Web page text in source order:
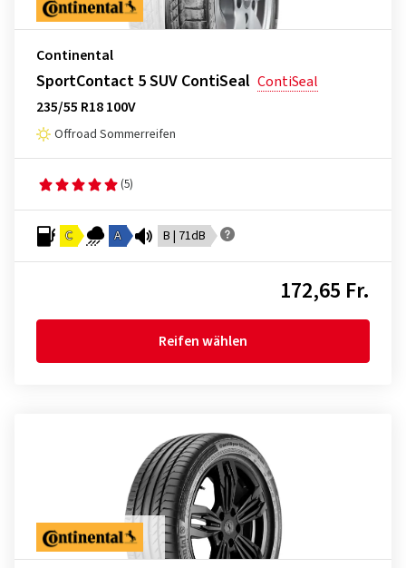
Continental
SportContact 5 SUV ContiSeal ContiSeal
235/55 R18 100V
Offroad Sommerreifen
(5)
C A B | 71dB
172,65 Fr.
Reifen wählen